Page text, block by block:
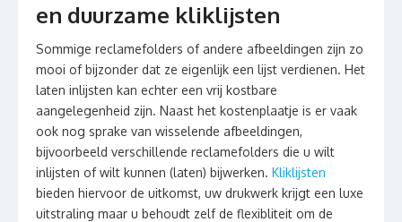
en duurzame kliklijsten
Sommige reclamefolders of andere afbeeldingen zijn zo
mooi of bijzonder dat ze eigenlijk een lijst verdienen. Het
laten inlijsten kan echter een vrij kostbare
aangelegenheid zijn. Naast het kostenplaatje is er vaak
ook nog sprake van wisselende afbeeldingen,
bijvoorbeeld verschillende reclamefolders die u wilt
inlijsten of wilt kunnen (laten) bijwerken. Kliklijsten
bieden hiervoor de uitkomst, uw drukwerk krijgt een luxe
uitstraling maar u behoudt zelf de flexibliteit om de